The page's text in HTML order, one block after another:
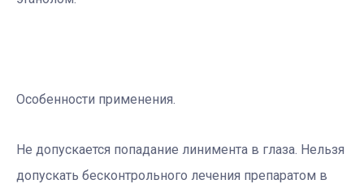
Особенности применения.
Не допускается попадание линимента в глаза. Нельзя
допускать бесконтрольного лечения препаратом в